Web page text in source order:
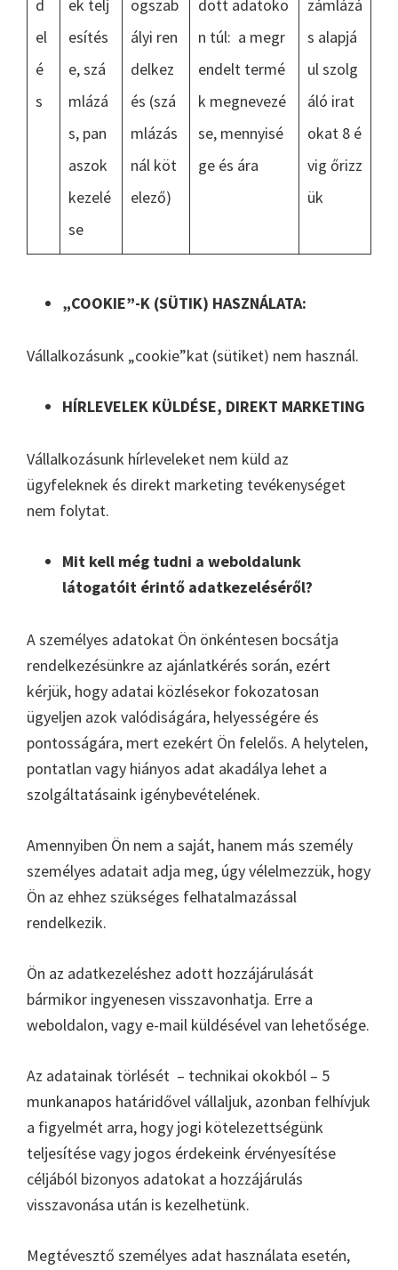
d
el
é
s
ek telj
esítés
e, szá
mlázá
s, pan
aszok
kezelé
se
ogszab
ályi ren
delkez
és (szá
mlázás
nál köt
elező)
dott adatoko
n túl: a megr
endelt termé
k megnevezé
se, mennyisé
ge és ára
zámlázá
s alapjá
ul szolg
áló irat
okat 8 é
vig őrizz
ük
„COOKIE”-K (SÜTIK) HASZNÁLATA:
Vállalkozásunk „cookie”kat (sütiket) nem használ.
HÍRLEVELEK KÜLDÉSE, DIREKT MARKETING
Vállalkozásunk hírleveleket nem küld az
ügyfeleknek és direkt marketing tevékenységet
nem folytat.
Mit kell még tudni a weboldalunk
látogatóit érintő adatkezeléséről?
A személyes adatokat Ön önkéntesen bocsátja
rendelkezésünkre az ajánlatkérés során, ezért
kérjük, hogy adatai közlésekor fokozatosan
ügyeljen azok valódiságára, helyességére és
pontosságára, mert ezekért Ön felelős. A helytelen,
pontatlan vagy hiányos adat akadálya lehet a
szolgáltatásaink igénybevételének.
Amennyiben Ön nem a saját, hanem más személy
személyes adatait adja meg, úgy vélelmezzük, hogy
Ön az ehhez szükséges felhatalmazással
rendelkezik.
Ön az adatkezeléshez adott hozzájárulását
bármikor ingyenesen visszavonhatja. Erre a
weboldalon, vagy e-mail küldésével van lehetősége.
Az adatainak törlését – technikai okokból – 5
munkanapos határidővel vállaljuk, azonban felhívjuk
a figyelmét arra, hogy jogi kötelezettségünk
teljesítése vagy jogos érdekeink érvényesítése
céljából bizonyos adatokat a hozzájárulás
visszavonása után is kezelhetünk.
Megtévesztő személyes adat használata esetén,